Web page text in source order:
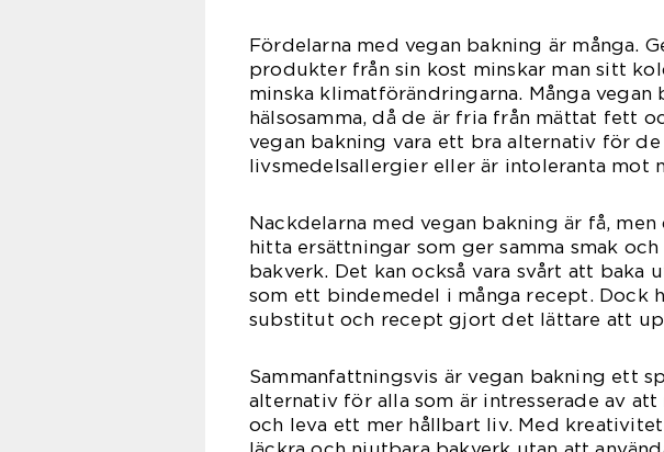
Fördelarna med vegan bakning är många.
produkter från sin kost minskar man sitt
minska klimatförändringarna. Många vegan
hälsosamma, då de är fria från mättat fett
vegan bakning vara ett bra alternativ för
livsmedelsallergier eller är intoleranta mot
Nackdelarna med vegan bakning är få,
hitta ersättningar som ger samma smak
bakverk. Det kan också vara svårt att baka
som ett bindemedel i många recept. Dock
substitut och recept gjort det lättare att
Sammanfattningsvis är vegan bakning ett
alternativ för alla som är intresserade av
och leva ett mer hållbart liv. Med kreativitet